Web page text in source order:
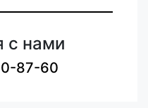
с нами
87-60